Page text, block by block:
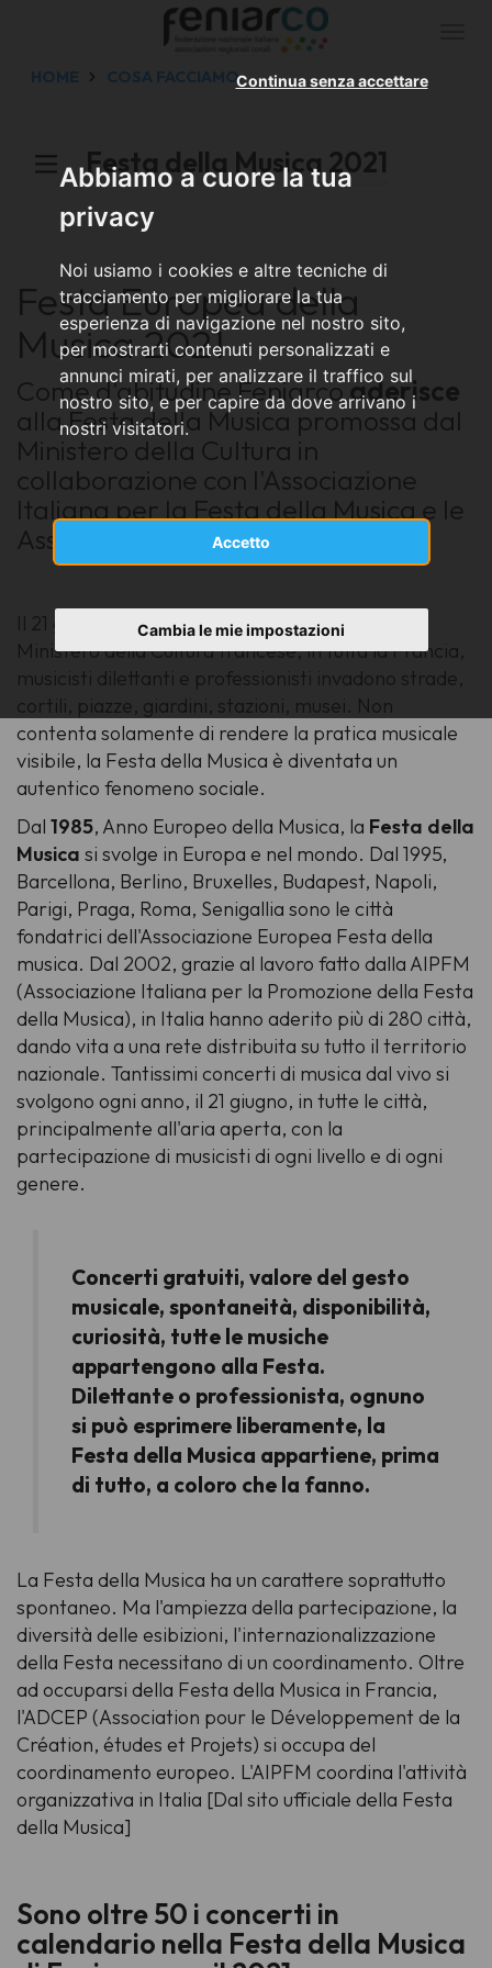
Abbiamo a cuore la tua
privacy
Noi usiamo i cookies e altre tecniche di
tracciamento per migliorare la tua
esperienza di navigazione nel nostro sito,
per mostrarti contenuti personalizzati e
annunci mirati, per analizzare il traffico sul
nostro sito, e per capire da dove arrivano i
nostri visitatori.
Accetto
Continua senza accettare
Cambia le mie impostazioni
HOME COSA FACCIAMO
Festa della Musica 2021
Festa Europea della
Musica 2021
Come d'abitudine Feniarcoaderisce
alla Festa della Musica promossa dal
Ministero della Cultura in
collaborazione con l'Associazione
Italiana per la Festa della Musica e le
Associazioni Regionali Corali.
Il 21 giugno del 1982, con l'iniziativa ideata dal
Ministero della Cultura francese, in tutta la Francia,
musicisti dilettanti e professionisti invadono strade,
cortili, piazze, giardini, stazioni, musei. Non
contenta solamente di rendere la pratica musicale
visibile, la Festa della Musica è diventata un
autentico fenomeno sociale.
Dal 1985, Anno Europeo della Musica, la Festa della
Musica si svolge in Europa e nel mondo. Dal 1995,
Barcellona, Berlino, Bruxelles, Budapest, Napoli,
Parigi, Praga, Roma, Senigallia sono le città
fondatrici dell'Associazione Europea Festa della
musica. Dal 2002, grazie al lavoro fatto dalla AIPFM
(Associazione Italiana per la Promozione della Festa
della Musica), in Italia hanno aderito più di 280 città,
dando vita a una rete distribuita su tutto il territorio
nazionale. Tantissimi concerti di musica dal vivo si
svolgono ogni anno, il 21 giugno, in tutte le città,
principalmente all'aria aperta, con la
partecipazione di musicisti di ogni livello e di ogni
genere.
Concerti gratuiti, valore del gesto
musicale, spontaneità, disponibilità,
curiosità, tutte le musiche
appartengono alla Festa.
Dilettante o professionista, ognuno
si può esprimere liberamente, la
Festa della Musica appartiene, prima
di tutto, a coloro che la fanno.
La Festa della Musica ha un carattere soprattutto
spontaneo. Ma l'ampiezza della partecipazione, la
diversità delle esibizioni, l'internazionalizzazione
della Festa necessitano di un coordinamento. Oltre
ad occuparsi della Festa della Musica in Francia,
l'ADCEP (Association pour le Développement de la
Création, études et Projets) si occupa del
coordinamento europeo. L'AIPFM coordina l'attività
organizzativa in Italia [Dal sito ufficiale della Festa
della Musica]
Sono oltre 50 i concerti in
calendario nella Festa della Musica